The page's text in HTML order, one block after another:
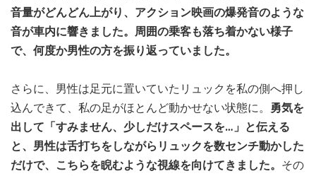
音量がどんどん上がり、アクション映画の爆発音のような
音が車内に響きました。周囲の乗客も落ち着かない様子
で、何度か男性の方を振り返っていました。
さらに、男性は足元に置いていたリュックを私の側へ押し
込んできて、私の足がほとんど動かせない状態に。
勇気を
出して「すみません、少しだけスペースを…」と伝える
と、男性は舌打ちをしながらリュックを数センチ動かした
だけで、こちらを睨むような視線を向けてきました。 その